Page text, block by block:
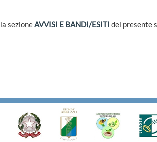
sezioneAVVISI E BANDI/ESITI del presente